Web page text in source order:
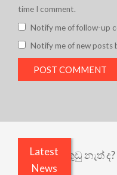
time I comment.
Notify me of follow-up
Notify me of new posts
Latest
News
ඇතුළෙයි කුඩු නැත් ද?